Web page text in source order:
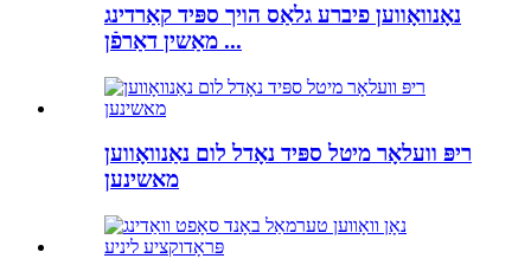
נאָנוואָווען פיברע גלאַס הויך ספּיד קאַרדינג
מאַשין דאַרפֿן ...
ריפּ וועלאָר מיטל ספּיד נאָדל לום נאַנוואָווען
מאשינען